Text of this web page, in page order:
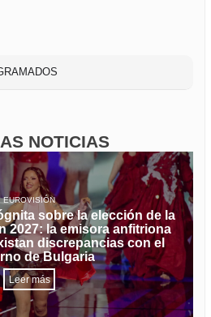
NOTICIAS
EUROVISIÓN
sobre la elección de la
2027: la emisora anfitriona
discrepancias con el
de Bulgaria
Leer más